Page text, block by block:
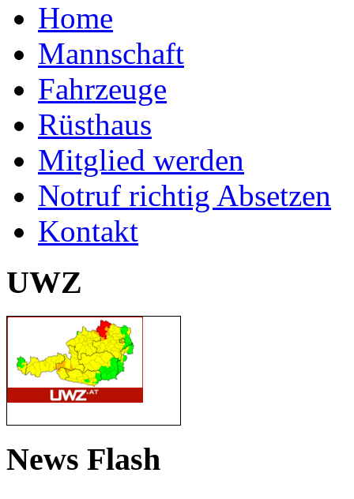
Home
Mannschaft
Fahrzeuge
Rüsthaus
Mitglied werden
Notruf richtig Absetzen
Kontakt
UWZ
News Flash